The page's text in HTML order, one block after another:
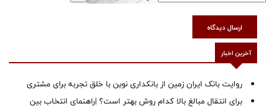
ارسال دیدگاه
آخرین اخبار
روایت بانک ایران زمین از بانکداری نوین با خلق تجربه برای مشتری
برای انتقال مبالغ بالا کدام روش بهتر است؟ |راهنمای انتخاب بین